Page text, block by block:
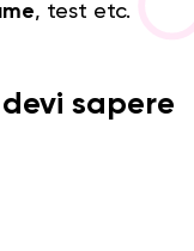
, test etc.
sapere